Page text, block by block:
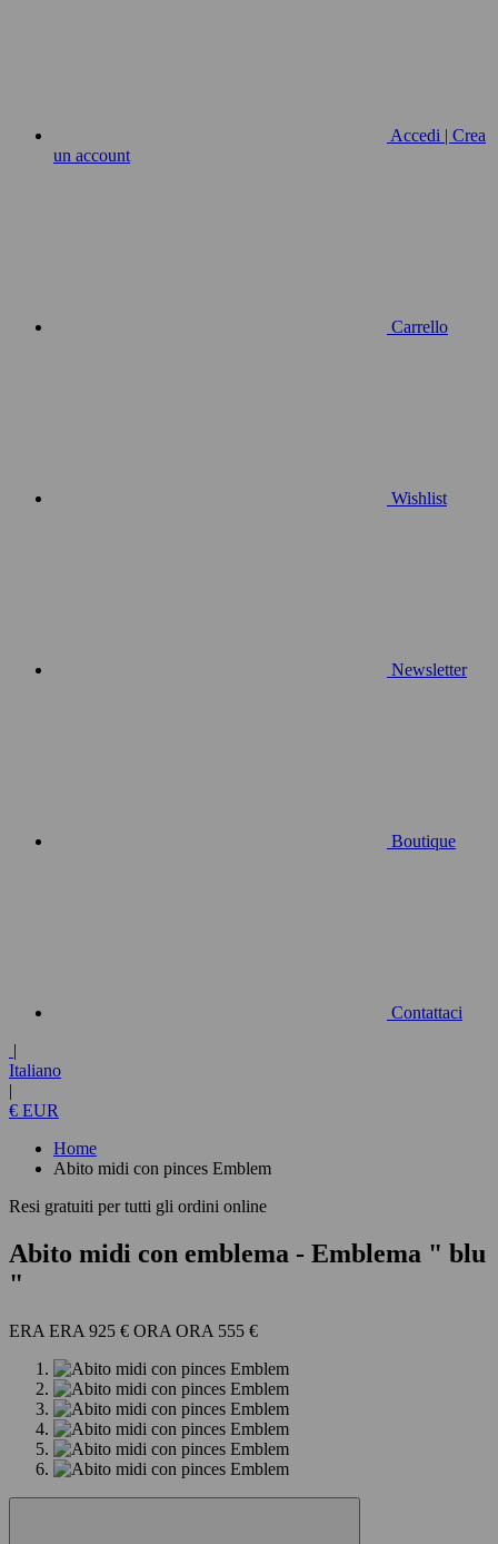
Accedi | Crea
un account
Carrello
Wishlist
Newsletter
Boutique
Contattaci
|
Italiano
|
€ EUR
Home
Abito midi con pinces Emblem
Resi gratuiti per tutti gli ordini online
Abito midi con emblema - Emblema " blu
"
925 € 555 €